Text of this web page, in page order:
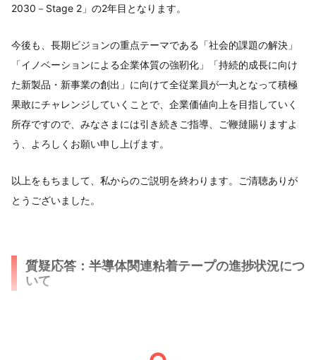
2030－Stage 2」の2年目となります。
今後も、長期ビジョンの重点テーマである「社会的課題の解決」
「イノベーションによる企業体質の強靭化」「持続的成長に向け
た新製品・新事業の創出」に向けて全従業員が一丸となって積極
果敢にチャレンジしていくことで、企業価値向上を目指していく
所存ですので、みなさまには引き続きご指導、ご鞭撻賜りますよ
う、よろしくお願い申し上げます。
以上をもちまして、私からのご説明を終わります。ご清聴ありが
とうございました。
質疑応答：半導体関連粘着テープの進捗状況につ
いて